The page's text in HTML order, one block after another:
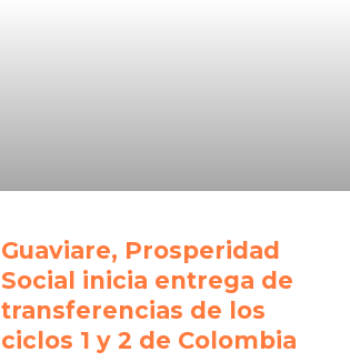
Guaviare, Prosperidad
Social inicia entrega de
transferencias de los
ciclos 1 y 2 de Colombia